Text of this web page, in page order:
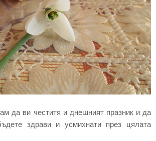
да ви честитя и днешният празник и да
здрави и усмихнати през цялата